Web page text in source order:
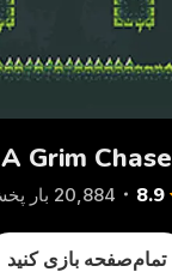
A Grim Chase
8.9 20,884 بار پخش
تمام‌صفحه بازی کنید